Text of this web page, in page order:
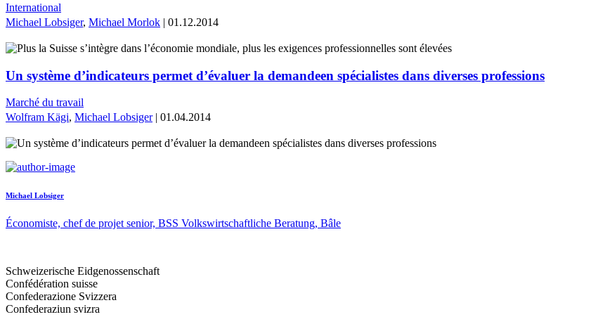
International
Michael Lobsiger, Michael Morlok | 01.12.2014
Un système d’indicateurs permet d’évaluer la demandeen spécialistes dans diverses professions
Marché du travail
Wolfram Kägi, Michael Lobsiger| 01.04.2014
Michael Lobsiger
Économiste, chef de projet senior, BSS Volkswirtschaftliche Beratung, Bâle
Schweizerische Eidgenossenschaft
Confédération suisse
Confederazione Svizzera
Confederaziun svizra